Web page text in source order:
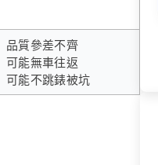
品質參差不齊
可能無車往返
可能不跳錶被坑